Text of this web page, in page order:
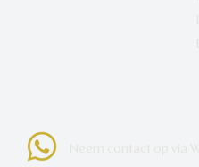
Neem contact op via